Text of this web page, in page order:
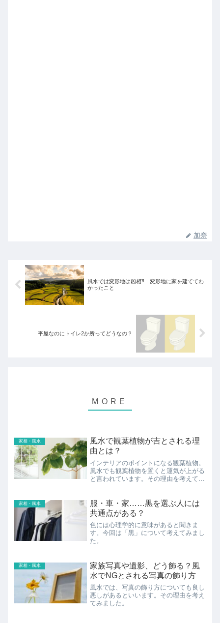
加奈
風水では変形地は凶相⁈ 変形地に家を建ててわ
かったこと
平屋なのにトイレ2か所ってどうなの？
家相・風水
風水で観葉植物が吉とされる理
由とは？
インテリアのポイントになる観葉植物。
風水でも観葉植物を置くと運気が上がる
と言われています。その理由を考えてみ
家相・風水
服・車・家……黒を選ぶ人には
共通点がある？
色には心理学的に意味があると聞きま
す。今回は「黒」について考えてみまし
た。
家相・風水
家族写真や遺影、どう飾る？風
水でNGとされる写真の飾り方
風水では、写真の飾り方についても良し
悪しがあるといいます。その理由を考え
てみました。